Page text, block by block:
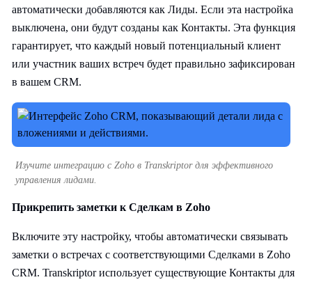
автоматически добавляются как Лиды. Если эта настройка
выключена, они будут созданы как Контакты. Эта функция
гарантирует, что каждый новый потенциальный клиент
или участник ваших встреч будет правильно зафиксирован
в вашем CRM.
Изучите интеграцию с Zoho в Transkriptor для эффективного
управления лидами.
Прикрепить заметки к Сделкам в Zoho
Включите эту настройку, чтобы автоматически связывать
заметки о встречах с соответствующими Сделками в Zoho
CRM. Transkriptor использует существующие Контакты для